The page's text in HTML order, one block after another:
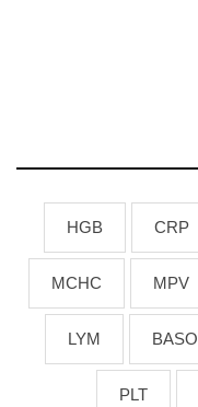
CRP
HGB
MPV
MCHC
BASO
LYM
PLT